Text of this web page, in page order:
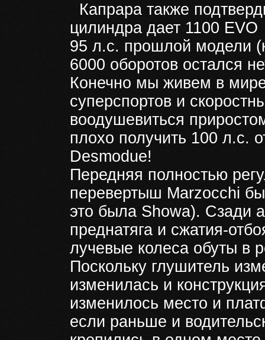
Капрара также
цилиндра дает 1100
95 л.с. прошлой модели
6000 оборотов остался
Конечно мы живем в
суперспортов и
воодушевиться
плохо получить 100 л.с.
Desmodue!
Передняя полностью
перевертыш Marzocchi
это была Showa). Сзади
преднатяга и сжатия-
лучевые колеса обуты в
Поскольку глушитель
изменилась и
изменилось место и
если раньше и